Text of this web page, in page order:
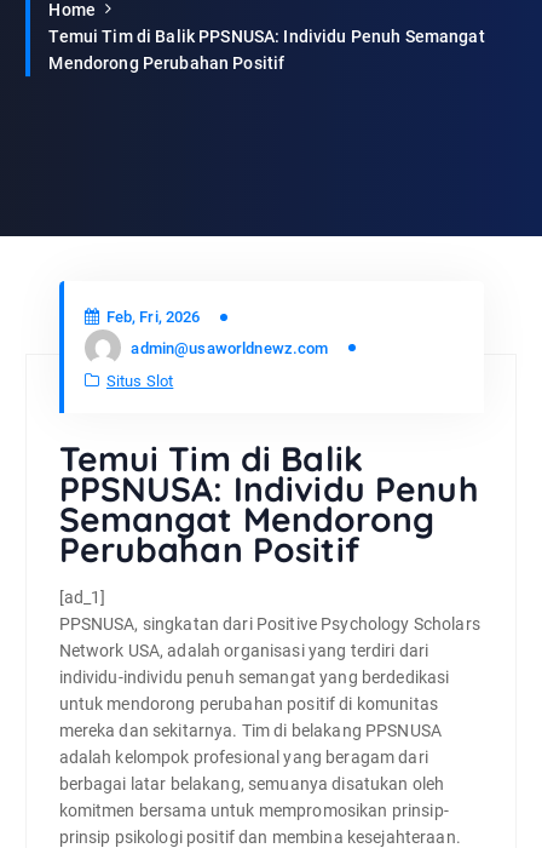
Home
Temui Tim di Balik PPSNUSA: Individu Penuh Semangat
Mendorong Perubahan Positif
Feb, Fri, 2026
admin@usaworldnewz.com
Situs Slot
Temui Tim di Balik
PPSNUSA: Individu Penuh
Semangat Mendorong
Perubahan Positif
[ad_1]
PPSNUSA, singkatan dari Positive Psychology Scholars
Network USA, adalah organisasi yang terdiri dari
individu-individu penuh semangat yang berdedikasi
untuk mendorong perubahan positif di komunitas
mereka dan sekitarnya. Tim di belakang PPSNUSA
adalah kelompok profesional yang beragam dari
berbagai latar belakang, semuanya disatukan oleh
komitmen bersama untuk mempromosikan prinsip-
prinsip psikologi positif dan membina kesejahteraan.